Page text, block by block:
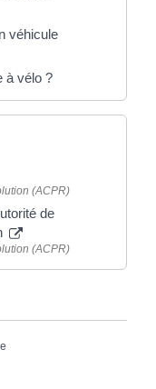
véhicule
à vélo ?
(ACPR)
de
(ACPR)